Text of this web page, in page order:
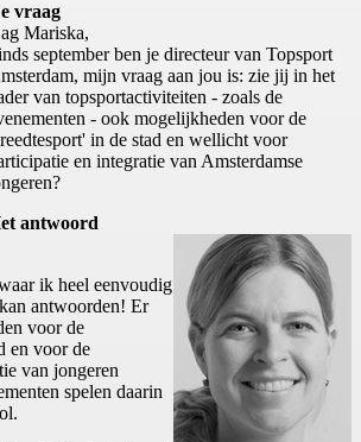
vraag
Mariska,
september ben je directeur van Topsport
mijn vraag aan jou is: zie jij in het
van topsportactiviteiten - zoals de
- ook mogelijkheden voor de
in de stad en wellicht voor
en integratie van Amsterdamse
antwoord
ik heel eenvoudig
antwoorden! Er
voor de
en voor de
van jongeren
spelen daarin